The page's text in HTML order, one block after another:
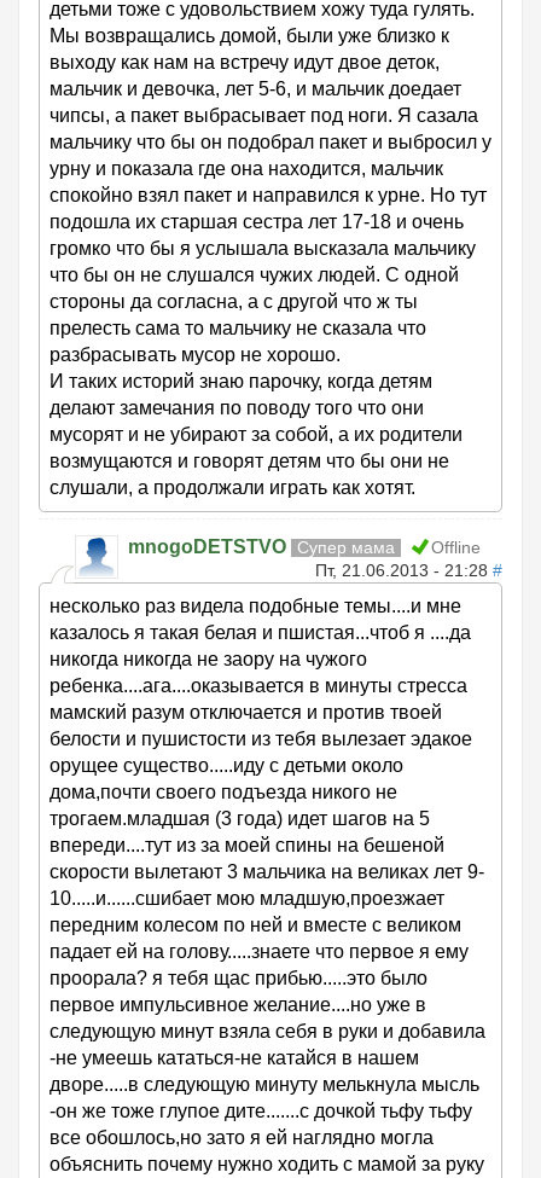
детьми тоже с удовольствием хожу туда гулять.
Мы возвращались домой, были уже близко к
выходу как нам на встречу идут двое деток,
мальчик и девочка, лет 5-6, и мальчик доедает
чипсы, а пакет выбрасывает под ноги. Я сазала
мальчику что бы он подобрал пакет и выбросил у
урну и показала где она находится, мальчик
спокойно взял пакет и направился к урне. Но тут
подошла их старшая сестра лет 17-18 и очень
громко что бы я услышала высказала мальчику
что бы он не слушался чужих людей. С одной
стороны да согласна, а с другой что ж ты
прелесть сама то мальчику не сказала что
разбрасывать мусор не хорошо.
И таких историй знаю парочку, когда детям
делают замечания по поводу того что они
мусорят и не убирают за собой, а их родители
возмущаются и говорят детям что бы они не
слушали, а продолжали играть как хотят.
mnogoDETSTVO Супер мама
Offline
Пт, 21.06.2013 - 21:28 #
несколько раз видела подобные темы....и мне
казалось я такая белая и пшистая...чтоб я ....да
никогда никогда не заору на чужого
ребенка....ага....оказывается в минуты стресса
мамский разум отключается и против твоей
белости и пушистости из тебя вылезает эдакое
орущее существо.....иду с детьми около
дома,почти своего подъезда никого не
трогаем.младшая (3 года) идет шагов на 5
впереди....тут из за моей спины на бешеной
скорости вылетают 3 мальчика на великах лет 9-
10.....и......сшибает мою младшую,проезжает
передним колесом по ней и вместе с великом
падает ей на голову.....знаете что первое я ему
проорала? я тебя щас прибью.....это было
первое импульсивное желание....но уже в
следующую минут взяла себя в руки и добавила
-не умеешь кататься-не катайся в нашем
дворе.....в следующую минуту мелькнула мысль
-он же тоже глупое дите.......с дочкой тьфу тьфу
все обошлось,но зато я ей наглядно могла
объяснить почему нужно ходить с мамой за руку